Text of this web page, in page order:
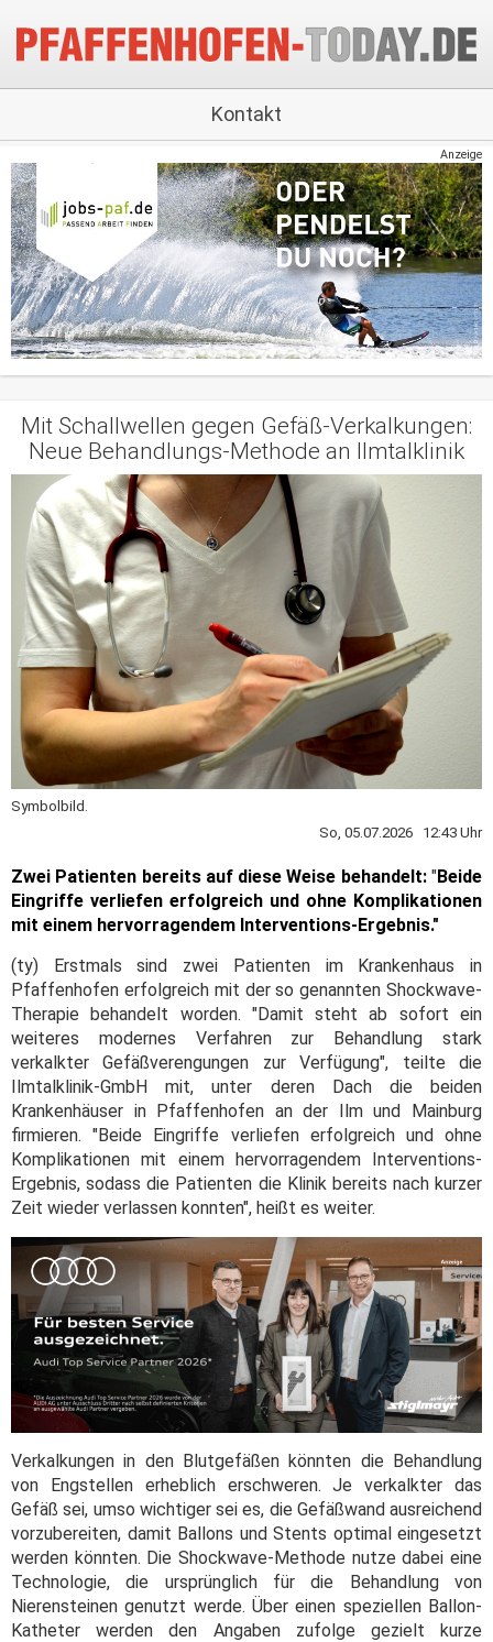
Kontakt
Anzeige
Mit Schallwellen gegen Gefäß-Verkalkungen:
Neue Behandlungs-Methode an Ilmtalklinik
Symbolbild.
So, 05.07.2026 12:43 Uhr
Zwei Patienten bereits auf diese Weise behandelt:"Beide
Eingriffe verliefen erfolgreich und ohne Komplikationen
mit einem hervorragendem Interventions-Ergebnis."
(ty) Erstmals sind zwei Patienten im Krankenhaus in
Pfaffenhofen erfolgreich mit der so genannten Shockwave-
Therapie behandelt worden. "Damit steht ab sofort ein
weiteres modernes Verfahren zur Behandlung stark
verkalkter Gefäßverengungen zur Verfügung", teilte die
Ilmtalklinik-GmbH mit, unter deren Dach die beiden
Krankenhäuser in Pfaffenhofen an der Ilm und Mainburg
firmieren. "Beide Eingriffe verliefen erfolgreich und ohne
Komplikationen mit einem hervorragendem Interventions-
Ergebnis, sodass die Patienten die Klinik bereits nach kurzer
Zeit wieder verlassen konnten", heißt es weiter.
Verkalkungen in den Blutgefäßen könnten die Behandlung
von Engstellen erheblich erschweren. Je verkalkter das
Gefäß sei, umso wichtiger sei es, die Gefäßwand ausreichend
vorzubereiten, damit Ballons und Stents optimal eingesetzt
werden könnten. Die Shockwave-Methode nutze dabei eine
Technologie, die ursprünglich für die Behandlung von
Nierensteinen genutzt werde. Über einen speziellen Ballon-
Katheter werden den Angaben zufolge gezielt kurze